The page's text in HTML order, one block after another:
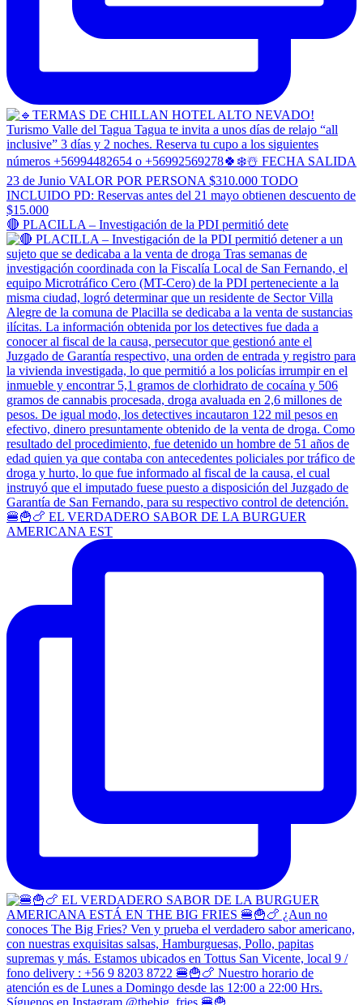
🔴 PLACILLA – Investigación de la PDI permitió dete
🍔🍟🍗 EL VERDADERO SABOR DE LA BURGUER
AMERICANA EST